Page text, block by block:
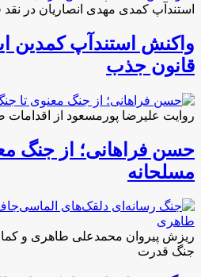
استندآپ کمدی مهدی انصاریان در
واکنش استندآپ کمدین
قانون جذب
روایت علیرضا پورمسعود از
حسن فراهانی؛ از جنگ
مسلحانه
ریزش پیروان محمدعلی طاهری و
جنگ قدرت